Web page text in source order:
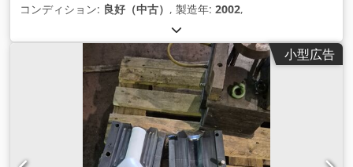
コンディション: 良好（中古） , 製造年: 2002,
小型広告